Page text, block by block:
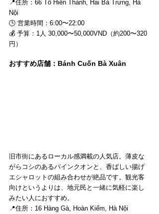
📍住所：66 Tô Hiến Thành, Hai Bà Trưng, Hà
Nội
🕒 営業時間：6:00〜22:00
💰 予算：1人 30,000〜50,000VND（約200〜320
円）
おすすめ店舗：Bánh Cuốn Bà Xuân
旧市街にあるローカル感満載の人気店。薄皮な
がらコシのあるバインクオンと、香ばしい揚げ
エシャロットの組み合わせが絶品です。観光客
向けというよりは、地元民と一緒に気軽に楽し
みたい人におすすめ。
📍住所：16 Hàng Gà, Hoàn Kiếm, Hà Nội